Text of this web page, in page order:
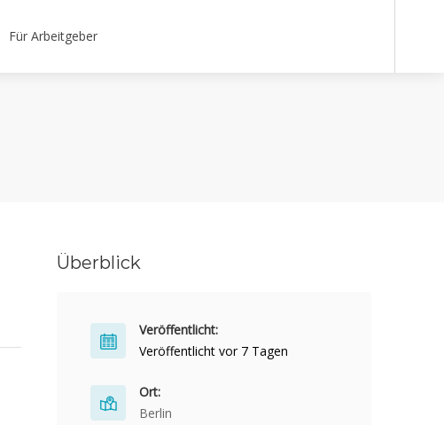
Für Arbeitgeber
Überblick
Veröffentlicht:
Veröffentlicht vor 7 Tagen
Ort:
Berlin